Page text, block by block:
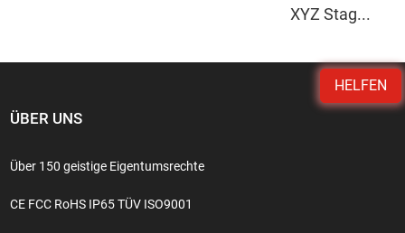
HELFEN
XYZ Stag...
ÜBER UNS
Über 150 geistige Eigentumsrechte
CE FCC RoHS IP65 TÜV ISO9001